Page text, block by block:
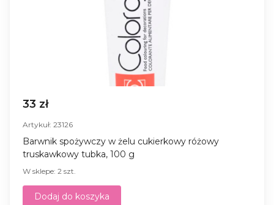
33 zł
Artykuł: 23126
Barwnik spożywczy w żelu cukierkowy różowy
truskawkowy tubka, 100 g
W sklepe: 2 szt.
Dodaj do koszyka